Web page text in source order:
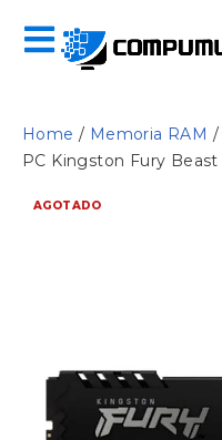
Home / Memoria RAM /
PC Kingston Fury
AGOTADO